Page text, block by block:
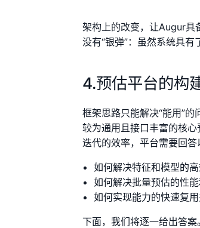
架构上的改变，让Augur具
没有“银弹”：虽然系统具
4.预估平台的构
框架思路只能解决“能用”
较为通用且接口丰富的核
迭代的效率，平台需要回答
如何解决特征和模型的高
如何解决批量预估的性能
如何实现能力的快速复
下面，我们将逐一给出答案。